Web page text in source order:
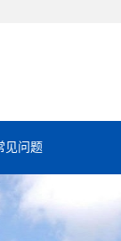
见问题